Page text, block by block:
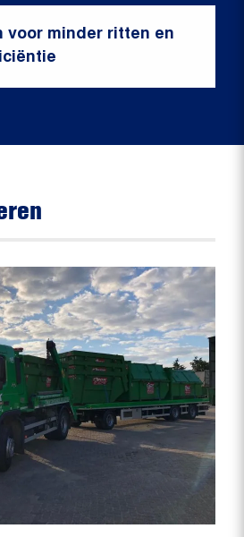
voor minder ritten en